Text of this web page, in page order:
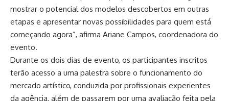
mostrar o potencial dos modelos descobertos em outras
etapas e apresentar novas possibilidades para quem está
começando agora”, afirma Ariane Campos, coordenadora do
evento.
Durante os dois dias de evento, os participantes inscritos
terão acesso a uma palestra sobre o funcionamento do
mercado artístico, conduzida por profissionais experientes
da agência, além de passarem por uma avaliação feita pela